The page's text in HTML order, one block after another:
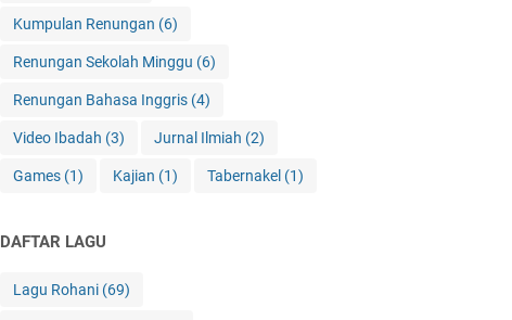
Kumpulan Renungan (6)
Renungan Sekolah Minggu (6)
Renungan Bahasa Inggris (4)
Video Ibadah (3) Jurnal Ilmiah (2)
Games (1) Kajian (1) Tabernakel (1)
DAFTAR LAGU
Lagu Rohani (69)